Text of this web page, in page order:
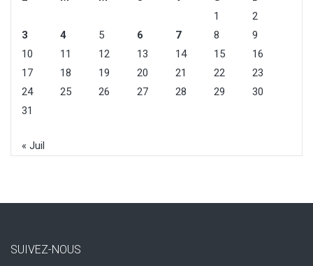
1
2
3
4 5 6 7 8
9
10
11 12 13 14 15
16
17
18 19 20 21 22
23
24
25 26 27 28 29
30
31
« Juil
SUIVEZ-NOUS